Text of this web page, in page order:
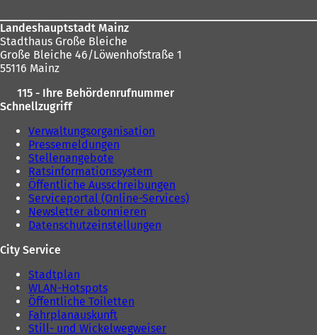
Landeshauptstadt Mainz
Stadthaus Große Bleiche
Große Bleiche 46/Löwenhofstraße 1
55116 Mainz
115 - Ihre Behördenrufnummer
Schnellzugriff
Verwaltungsorganisation
Pressemeldungen
Stellenangebote
Ratsinformationssystem
Öffentliche Ausschreibungen
Serviceportal (Online-Services)
Newsletter abonnieren
Datenschutzeinstellungen
City Service
Stadtplan
WLAN-Hotspots
Öffentliche Toiletten
Fahrplanauskunft
Still- und Wickelwegweiser